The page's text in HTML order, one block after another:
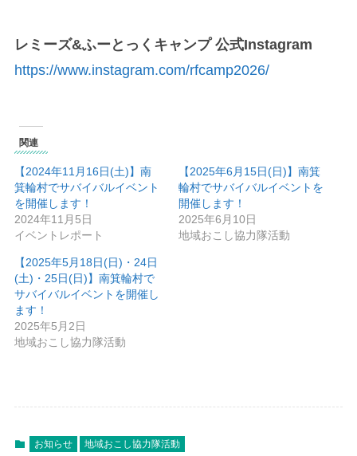
レミーズ&ふーとっくキャンプ 公式Instagram
https://www.instagram.com/rfcamp2026/
関連
【2024年11月16日(土)】南
箕輪村でサバイバルイベント
を開催します！
2024年11月5日
イベントレポート
【2025年6月15日(日)】南箕
輪村でサバイバルイベントを
開催します！
2025年6月10日
地域おこし協力隊活動
【2025年5月18日(日)・24日
(土)・25日(日)】南箕輪村で
サバイバルイベントを開催し
ます！
2025年5月2日
地域おこし協力隊活動
お知らせ
地域おこし協力隊活動